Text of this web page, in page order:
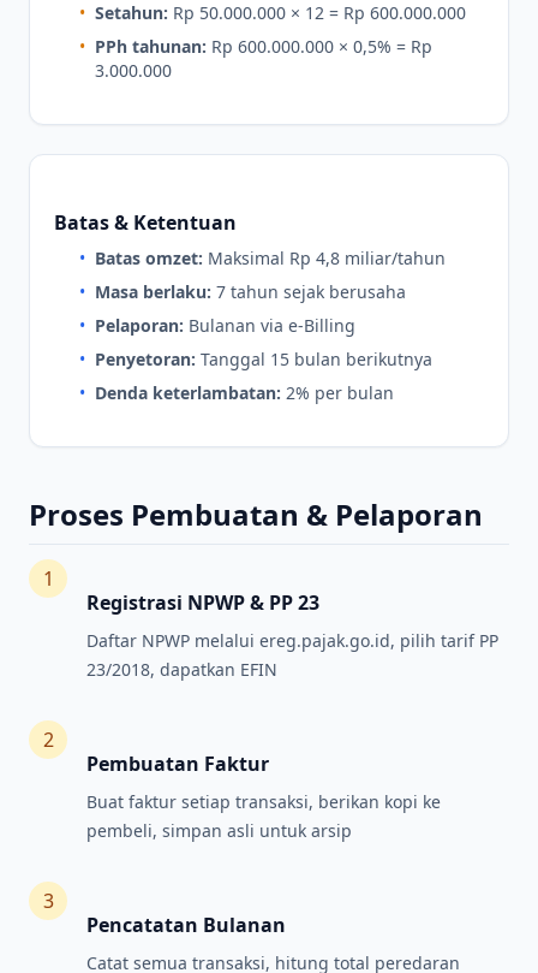
• Setahun: Rp 50.000.000 × 12 = Rp 600.000.000
• PPh tahunan: Rp 600.000.000 × 0,5% = Rp
3.000.000
Batas & Ketentuan
• Batas omzet: Maksimal Rp 4,8 miliar/tahun
• Masa berlaku: 7 tahun sejak berusaha
• Pelaporan: Bulanan via e-Billing
• Penyetoran: Tanggal 15 bulan berikutnya
• Denda keterlambatan: 2% per bulan
Proses Pembuatan & Pelaporan
1
Registrasi NPWP & PP 23
Daftar NPWP melalui ereg.pajak.go.id, pilih tarif PP
23/2018, dapatkan EFIN
2
Pembuatan Faktur
Buat faktur setiap transaksi, berikan kopi ke
pembeli, simpan asli untuk arsip
3
Pencatatan Bulanan
Catat semua transaksi, hitung total peredaran